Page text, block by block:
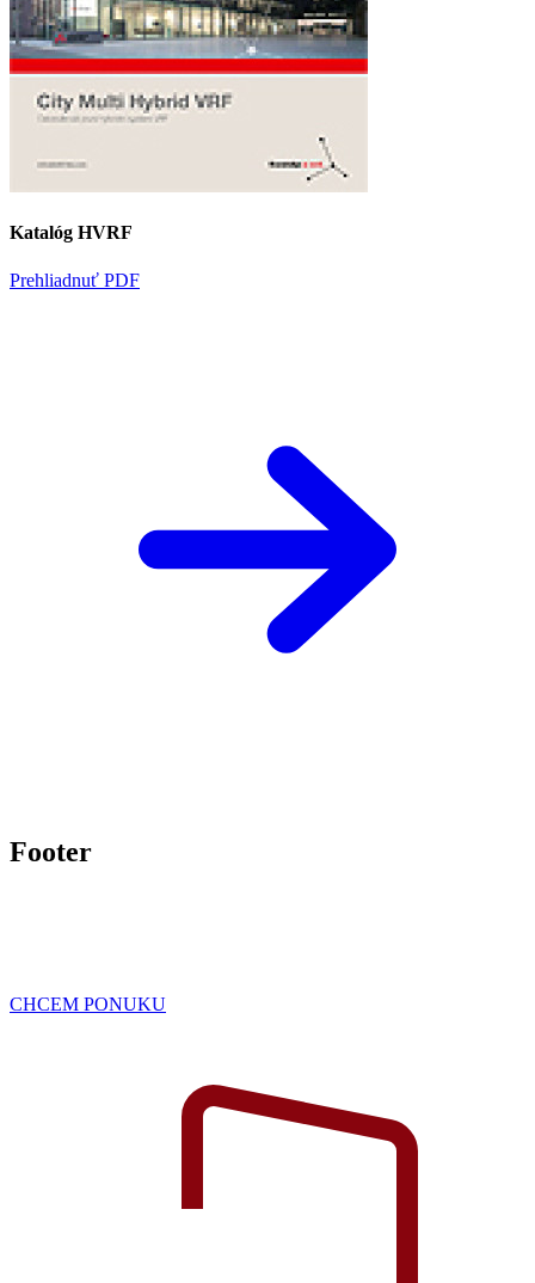
Katalóg HVRF
Prehliadnuť PDF
Footer
CHCEM PONUKU